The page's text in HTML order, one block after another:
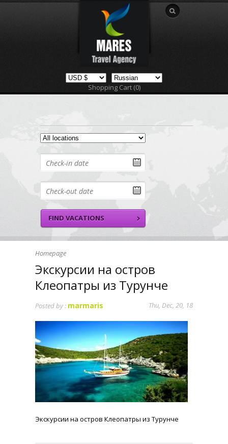
Shopping Cart (0)
Homepage
Экскурсии на остров
Клеопатры из Турунче
Thu, Dec, 20, 18
Posted by : marmaris
Экскурсии на остров Клеопатры из Турунче